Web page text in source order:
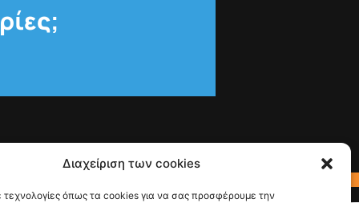
Διαχείριση των cookies
τεχνολογίες όπως τα cookies για να σας προσφέρουμε την